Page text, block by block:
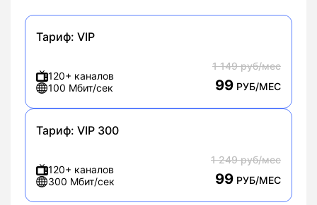
Тариф: VIP
120+ каналов
100 Мбит/сек
1 149 руб/мес
99 РУБ/МЕС
Тариф: VIP 300
120+ каналов
300 Мбит/сек
1 249 руб/мес
99 РУБ/МЕС